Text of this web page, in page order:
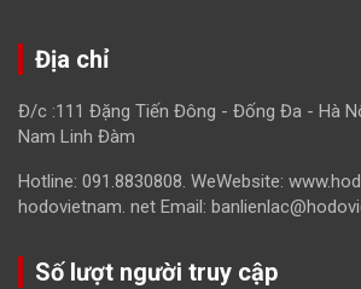
Địa chỉ
Đ/c :111 Đặng Tiến Đông - Đống Đa - Hà
Nam Linh Đàm
Hotline: 091.8830808. WeWebsite:
hodovietnam. net Email:
Số lượt người truy cập